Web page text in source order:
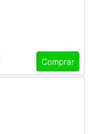
Comprar